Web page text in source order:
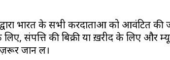
भारत के सभी करदाताओं को आवंटित की
संपत्ति की बिक्री या ख़रीद के लिए और